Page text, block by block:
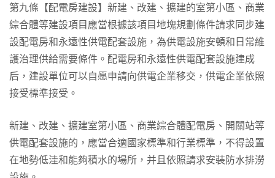
第九條【配電房建設】新建、改建、擴建的室第小區、商業
綜合體等建設項目應當根據該項目地塊規劃條件請求同步建
設配電房和永遠性供電配套設施，為供電設施安頓和日常維
護治理供給需要條件。配電房和永遠性供電配套設施建成
后，建設單位可以自愿申請向供電企業移交，供電企業依照
接受標準接受。
新建、改建、擴建室第小區、商業綜合體配電房、開關站等
供電配套設施的，應當合適國家標準和行業標準，不得設置
在地勢低洼和能夠積水的場所，并且依照請求安裝防水排澇